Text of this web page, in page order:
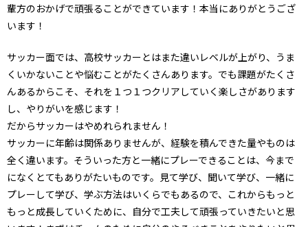
輩方のおかげで頑張ることができています！本当にありがとうござ
います！
サッカー面では、高校サッカーとはまた違いレベルが上がり、うま
くいかないことや悩むことがたくさんあります。でも課題がたくさ
んあるからこそ、それを１つ１つクリアしていく楽しさがあります
し、やりがいを感じます！
だからサッカーはやめれられません！
サッカーに年齢は関係ありませんが、経験を積んできた量やものは
全く違います。そういった方と一緒にプレーできることは、今まで
になくとてもありがたいものです。見て学び、聞いて学び、一緒に
プレーして学び、学ぶ方法はいくらでもあるので、これからもっと
もっと成長していくために、自分で工夫して頑張っていきたいと思